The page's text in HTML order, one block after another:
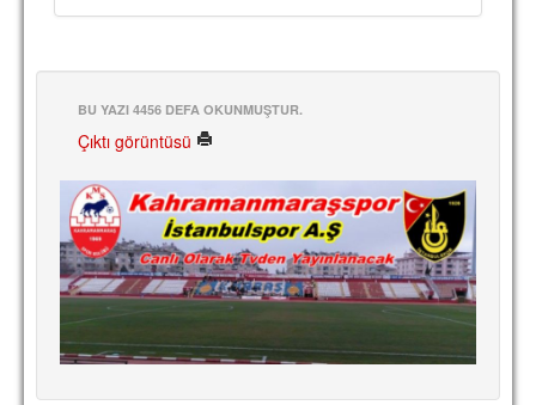
FOTOĞRAF & VİDEOLAR
KULÜP
AMBLEM
SPOR TESİSLERİ
YÖNETİM KURULU
PERSONEL
SPONSORLAR
BU YAZI 4456 DEFA OKUNMUŞTUR.
Çıktı görüntüsü